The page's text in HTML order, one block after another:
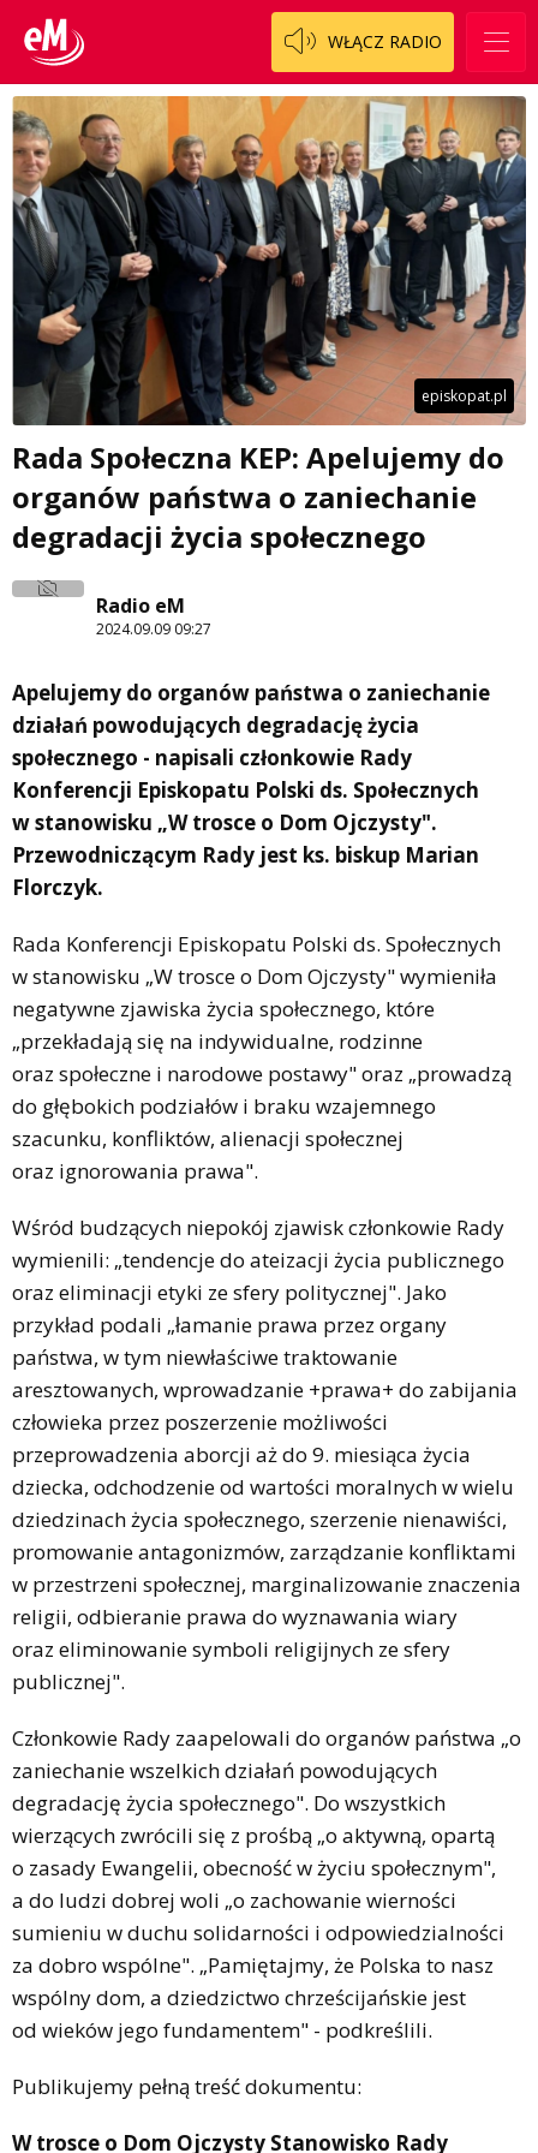
WŁĄCZ RADIO
episkopat.pl
Rada Społeczna KEP: Apelujemy do
organów państwa o zaniechanie
degradacji życia społecznego
Radio eM
2024.09.09 09:27
Apelujemy do organów państwa o zaniechanie
działań powodujących degradację życia
społecznego - napisali członkowie Rady
Konferencji Episkopatu Polski ds. Społecznych
w stanowisku „W trosce o Dom Ojczysty".
Przewodniczącym Rady jest ks. biskup Marian
Florczyk.
Rada Konferencji Episkopatu Polski ds. Społecznych
w stanowisku „W trosce o Dom Ojczysty" wymieniła
negatywne zjawiska życia społecznego, które
„przekładają się na indywidualne, rodzinne
oraz społeczne i narodowe postawy" oraz „prowadzą
do głębokich podziałów i braku wzajemnego
szacunku, konfliktów, alienacji społecznej
oraz ignorowania prawa".
Wśród budzących niepokój zjawisk członkowie Rady
wymienili: „tendencje do ateizacji życia publicznego
oraz eliminacji etyki ze sfery politycznej". Jako
przykład podali „łamanie prawa przez organy
państwa, w tym niewłaściwe traktowanie
aresztowanych, wprowadzanie +prawa+ do zabijania
człowieka przez poszerzenie możliwości
przeprowadzenia aborcji aż do 9. miesiąca życia
dziecka, odchodzenie od wartości moralnych w wielu
dziedzinach życia społecznego, szerzenie nienawiści,
promowanie antagonizmów, zarządzanie konfliktami
w przestrzeni społecznej, marginalizowanie znaczenia
religii, odbieranie prawa do wyznawania wiary
oraz eliminowanie symboli religijnych ze sfery
publicznej".
Członkowie Rady zaapelowali do organów państwa „o
zaniechanie wszelkich działań powodujących
degradację życia społecznego". Do wszystkich
wierzących zwrócili się z prośbą „o aktywną, opartą
o zasady Ewangelii, obecność w życiu społecznym",
a do ludzi dobrej woli „o zachowanie wierności
sumieniu w duchu solidarności i odpowiedzialności
za dobro wspólne". „Pamiętajmy, że Polska to nasz
wspólny dom, a dziedzictwo chrześcijańskie jest
od wieków jego fundamentem" - podkreślili.
Publikujemy pełną treść dokumentu:
W trosce o Dom Ojczysty Stanowisko Rady